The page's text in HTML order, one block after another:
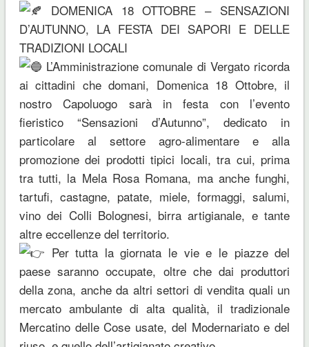
DOMENICA 18 OTTOBRE – SENSAZIONI
D’AUTUNNO, LA FESTA DEI SAPORI E DELLE
TRADIZIONI LOCALI
L’Amministrazione comunale di Vergato ricorda
ai cittadini che domani, Domenica 18 Ottobre, il
nostro Capoluogo sarà in festa con l’evento
fieristico “Sensazioni d’Autunno”, dedicato in
particolare al settore agro-alimentare e alla
promozione dei prodotti tipici locali, tra cui, prima
tra tutti, la Mela Rosa Romana, ma anche funghi,
tartufi, castagne, patate, miele, formaggi, salumi,
vino dei Colli Bolognesi, birra artigianale, e tante
altre eccellenze del territorio.
Per tutta la giornata le vie e le piazze del
paese saranno occupate, oltre che dai produttori
della zona, anche da altri settori di vendita quali un
mercato ambulante di alta qualità, il tradizionale
Mercatino delle Cose usate, del Modernariato e del